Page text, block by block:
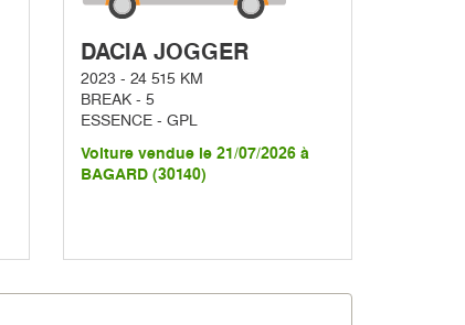
DACIA JOGGER
2023 - 24 515 KM
BREAK - 5
ESSENCE - GPL
Voiture vendue le 21/07/2026 à
BAGARD (30140)